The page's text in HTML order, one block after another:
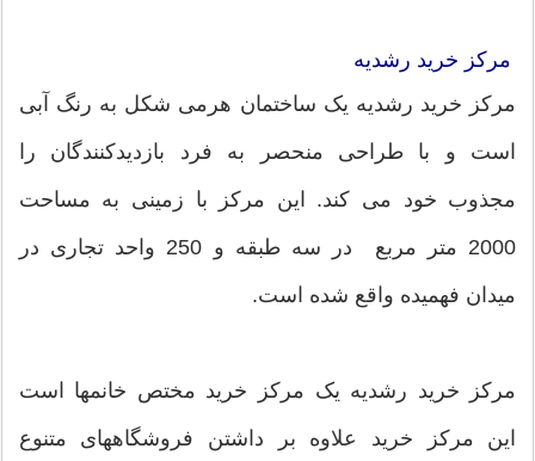
مرکز خرید رشدیه
مرکز خرید رشدیه یک ساختمان هرمی شکل به رنگ آبی
است و با طراحی منحصر به فرد بازدیدکنندگان را
مجذوب خود می کند. این مرکز با زمینی به مساحت
2000 متر مربع در سه طبقه و 250 واحد تجاری در
میدان فهمیده واقع شده است.
مرکز خرید رشدیه یک مرکز خرید مختص خانمها است
این مرکز خرید علاوه بر داشتن فروشگاههای متنوع